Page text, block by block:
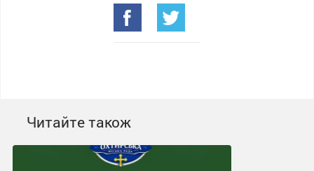
Читайте також